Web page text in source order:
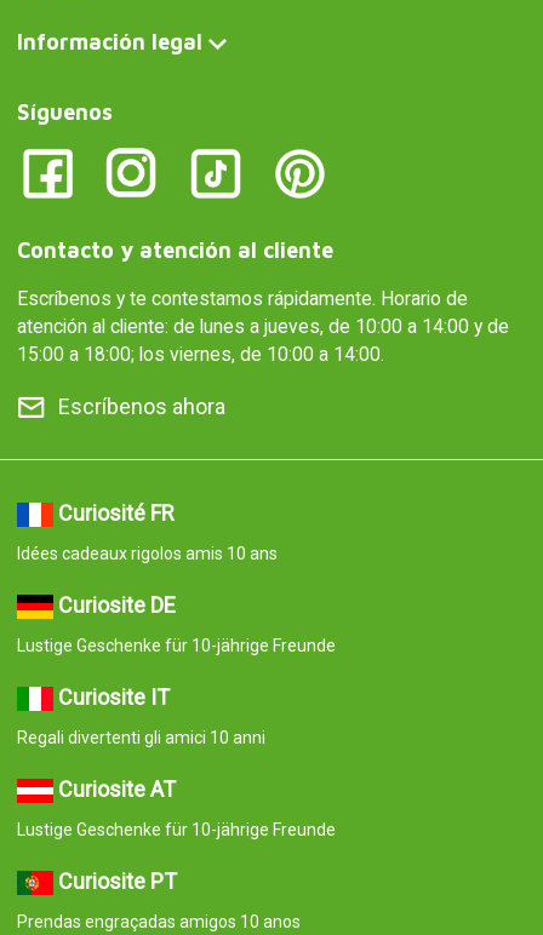
Información legal
Síguenos
Contacto y atención al cliente
Escríbenos y te contestamos rápidamente. Horario de
atención al cliente: de lunes a jueves, de 10:00 a 14:00 y de
15:00 a 18:00; los viernes, de 10:00 a 14:00.
Escríbenos ahora
Curiosité FR
Idées cadeaux rigolos amis 10 ans
Curiosite DE
Lustige Geschenke für 10-jährige Freunde
Curiosite IT
Regali divertenti gli amici 10 anni
Curiosite AT
Lustige Geschenke für 10-jährige Freunde
Curiosite PT
Prendas engraçadas amigos 10 anos